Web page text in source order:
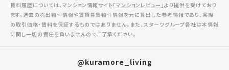
賃料履歴については、マンション情報サイト「マンションレビュー」より提供を受けており
ます。過去の売出物件情報や賃貸募集物件情報を元に算出した参考情報であり、実際
の取引価格・賃料を保証するものではありません。また、スターツグループ各社は本情報
に関し一切の責任を負いませんのでご了承ください。
@kuramore_living